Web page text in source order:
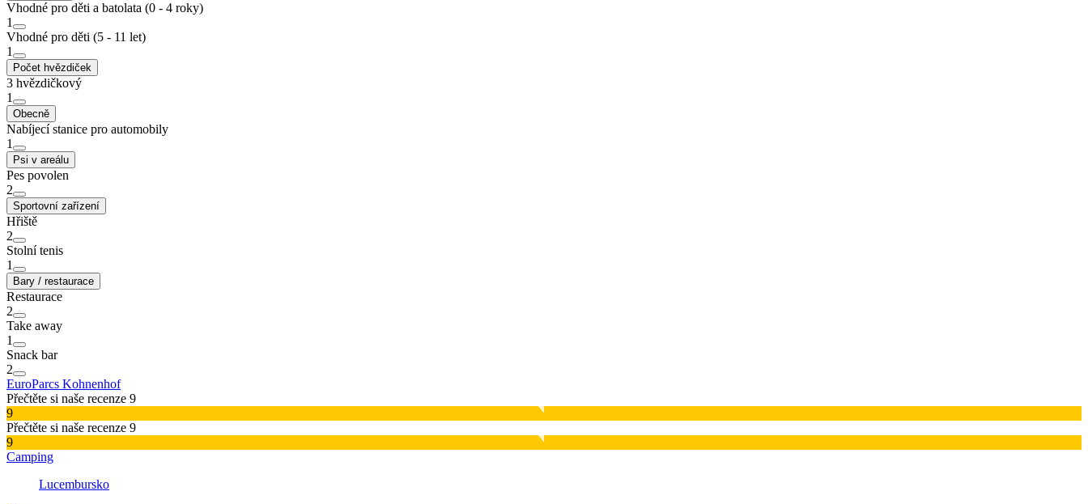
Vhodné pro děti a batolata (0 - 4 roky)
1
Vhodné pro děti (5 - 11 let)
1
Počet hvězdiček
3 hvězdičkový
1
Obecně
Nabíjecí stanice pro automobily
1
Psi v areálu
Pes povolen
2
Sportovní zařízení
Hřiště
2
Stolní tenis
1
Bary / restaurace
Restaurace
2
Take away
1
Snack bar
2
EuroParcs Kohnenhof
Přečtěte si naše recenze 9
9
Přečtěte si naše recenze 9
9
Camping
Lucembursko